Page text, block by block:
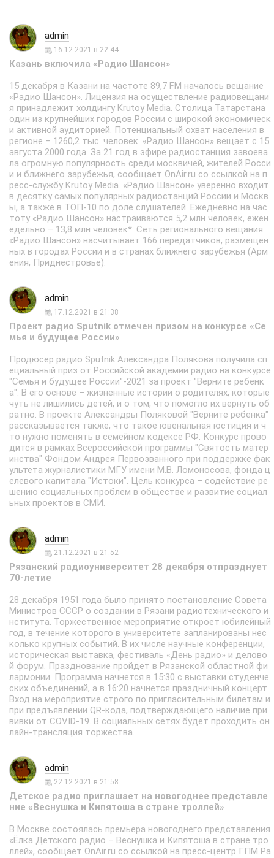
admin
16.12.2021 в 22:44
Казань включила «Радио Шансон»
15 декабря в Казани на частоте 89,7 FM началось вещание
«Радио Шансон». Лицензия на осуществление радиовещани
я принадлежит холдингу Krutoy Media. Столица Татарстана
один из крупнейших городов России с широкой экономическ
и активной аудиторией. Потенциальный охват населения в
регионе – 1260,2 тыс. человек. «Радио Шансон» вещает с 15
августа 2000 года. За 21 год в эфире радиостанция завоева
ла огромную популярность среди москвичей, жителей Росси
и и ближнего зарубежья, сообщает OnAir.ru со ссылкой на п
ресс-службу Krutoy Media. «Радио Шансон» уверенно входит
в десятку самых популярных радиостанций России и Москв
ы, а также в ТОП-10 по доле слушателей. Ежедневно на час
тоту «Радио Шансон» настраиваются 5,2 млн человек, ежен
едельно – 13,8 млн человек*. Cеть регионального вещания
«Радио Шансон» насчитывает 166 передатчиков, размещен
ных в городах России и в странах ближнего зарубежья (Арм
ения, Приднестровье).
admin
17.12.2021 в 21:38
Проект радио Sputnik отмечен призом на конкурсе «Се
мья и будущее России»
Продюсер радио Sputnik Александра Полякова получила сп
ециальный приз от Российской академии радио на конкурсе
"Семья и будущее России"-2021 за проект "Верните ребенк
а". В его основе – жизненные истории о родителях, которые
чуть не лишились детей, и о том, что помогло их вернуть об
ратно. В проекте Александры Поляковой "Верните ребенка"
рассказывается также, что такое ювенальная юстиция и ч
то нужно поменять в семейном кодексе РФ. Конкурс прово
дится в рамках Всероссийской программы "Святость матер
инства" Фондом Андрея Первозванного при поддержке фак
ультета журналистики МГУ имени М.В. Ломоносова, фонда ц
елевого капитала "Истоки". Цель конкурса – содействие ре
шению социальных проблем в обществе и развитие социал
ьных проектов в СМИ.
admin
21.12.2021 в 21:52
Рязанский радиоуниверситет 28 декабря отпразднует
70-летие
28 декабря 1951 года было принято постановление Совета
Министров СССР о создании в Рязани радиотехнического и
нститута. Торжественное мероприятие откроет юбилейный
год, в течение которого в университете запланированы нес
колько крупных событий. В их числе научные конференции,
историческая выставка, фестиваль «День радио» и делово
й форум. Празднование пройдет в Рязанской областной фи
лармонии. Программа начнется в 15:30 с выставки студенче
ских объединений, а в 16:20 начнется праздничный концерт.
Вход на мероприятие строго по пригласительным билетам и
при предъявлении QR-кода, подтверждающего наличие при
вивки от COVID-19. В социальных сетях будет проходить он
лайн-трансляция торжества.
admin
22.12.2021 в 21:58
Детское радио приглашает на новогоднее представле
ние «Веснушка и Кипятоша в стране троллей»
В Москве состоялась премьера новогоднего представления
«Ёлка Детского радио – Веснушка и Кипятоша в стране тро
ллей», сообщает OnAir.ru со ссылкой на пресс-центр ГПМ Ра